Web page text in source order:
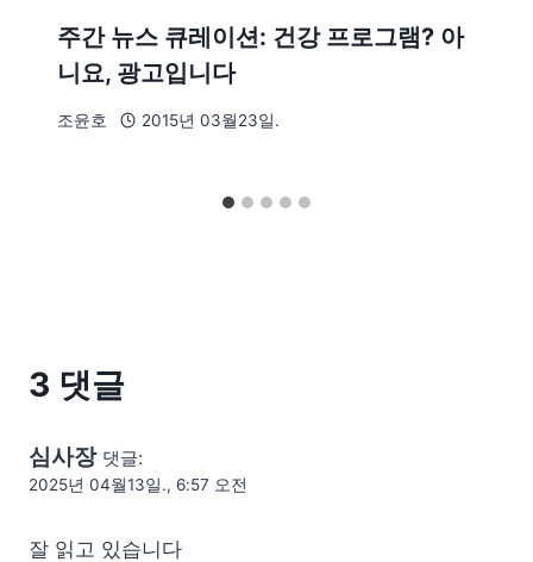
주간 뉴스 큐레이션: 건강 프로그램? 아
니요, 광고입니다
조윤호 2015년 03월23일.
3 댓글
심사장 댓글:
2025년 04월13일., 6:57 오전
잘 읽고 있습니다